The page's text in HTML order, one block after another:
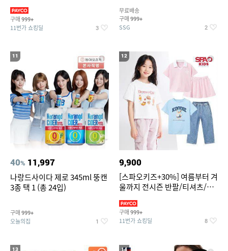
구매 999+
11번가 쇼킹딜 3
무료배송
구매 999+
SSG 2
11
40% 11,997
나랑드사이다 제로 345ml 뚱캔
3종 택 1 (총 24입)
구매 999+
오늘의집 1
12
9,900
[스파오키즈+30%] 여름부터 겨
울까지 전시즌 반팔/티셔츠/셋
구매 999+
11번가 쇼킹딜 8
13 14